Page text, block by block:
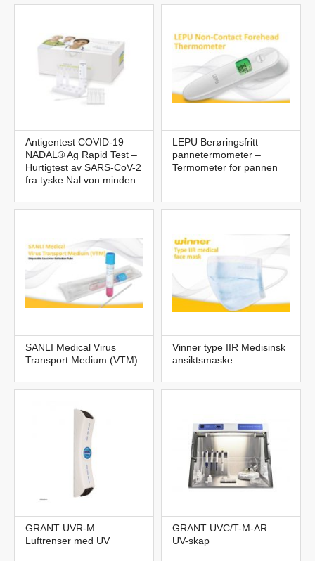
Antigentest COVID-19
NADAL® Ag Rapid Test –
Hurtigtest av SARS-CoV-2
fra tyske Nal von minden
LEPU Berøringsfritt
pannetermometer –
Termometer for pannen
SANLI Medical Virus
Transport Medium (VTM)
Vinner type IIR Medisinsk
ansiktsmaske
GRANT UVR-M –
Luftrenser med UV
GRANT UVC/T-M-AR –
UV-skap